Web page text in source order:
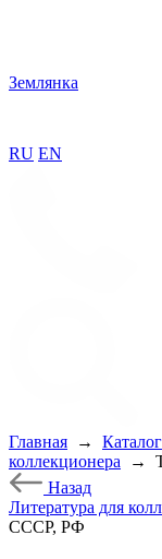
Землянка
RU EN
Главная → Каталог
коллекционера
→
Назад
Литература для
СССР, РФ